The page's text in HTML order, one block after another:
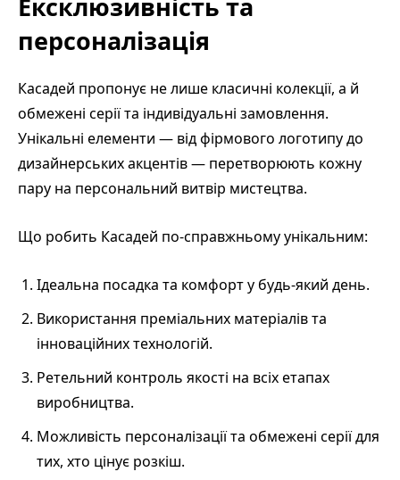
Ексклюзивність та
персоналізація
Касадей пропонує не лише класичні колекції, а й
обмежені серії та індивідуальні замовлення.
Унікальні елементи — від фірмового логотипу до
дизайнерських акцентів — перетворюють кожну
пару на персональний витвір мистецтва.
Що робить Касадей по-справжньому унікальним:
Ідеальна посадка та комфорт у будь-який день.
Використання преміальних матеріалів та
інноваційних технологій.
Ретельний контроль якості на всіх етапах
виробництва.
Можливість персоналізації та обмежені серії для
тих, хто цінує розкіш.